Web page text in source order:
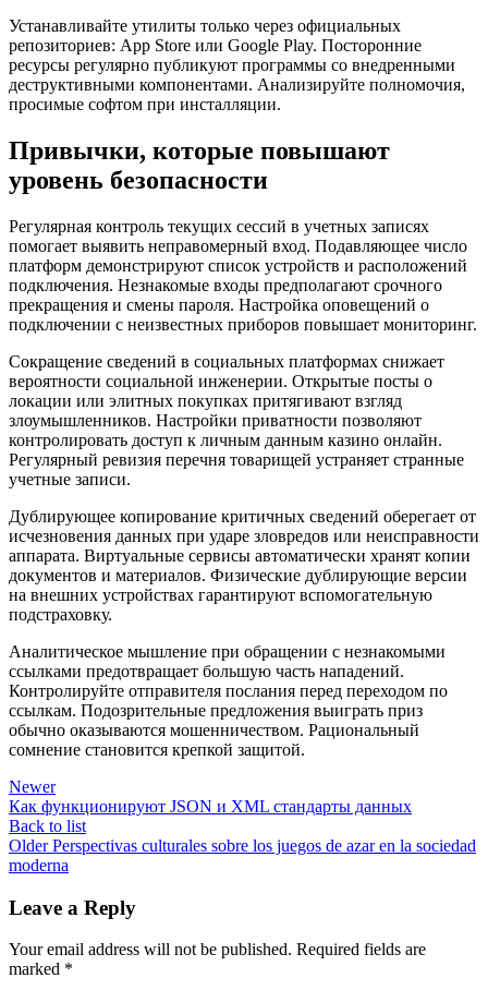
Устанавливайте утилиты только через официальных
репозиториев: App Store или Google Play. Посторонние
ресурсы регулярно публикуют программы со внедренными
деструктивными компонентами. Анализируйте полномочия,
просимые софтом при инсталляции.
Привычки, которые повышают
уровень безопасности
Регулярная контроль текущих сессий в учетных записях
помогает выявить неправомерный вход. Подавляющее число
платформ демонстрируют список устройств и расположений
подключения. Незнакомые входы предполагают срочного
прекращения и смены пароля. Настройка оповещений о
подключении с неизвестных приборов повышает мониторинг.
Сокращение сведений в социальных платформах снижает
вероятности социальной инженерии. Открытые посты о
локации или элитных покупках притягивают взгляд
злоумышленников. Настройки приватности позволяют
контролировать доступ к личным данным казино онлайн.
Регулярный ревизия перечня товарищей устраняет странные
учетные записи.
Дублирующее копирование критичных сведений оберегает от
исчезновения данных при ударе зловредов или неисправности
аппарата. Виртуальные сервисы автоматически хранят копии
документов и материалов. Физические дублирующие версии
на внешних устройствах гарантируют вспомогательную
подстраховку.
Аналитическое мышление при обращении с незнакомыми
ссылками предотвращает большую часть нападений.
Контролируйте отправителя послания перед переходом по
ссылкам. Подозрительные предложения выиграть приз
обычно оказываются мошенничеством. Рациональный
сомнение становится крепкой защитой.
Newer
Как функционируют JSON и XML стандарты данных
Back to list
Older Perspectivas culturales sobre los juegos de azar en la sociedad
moderna
Leave a Reply
Your email address will not be published. Required fields are
marked *